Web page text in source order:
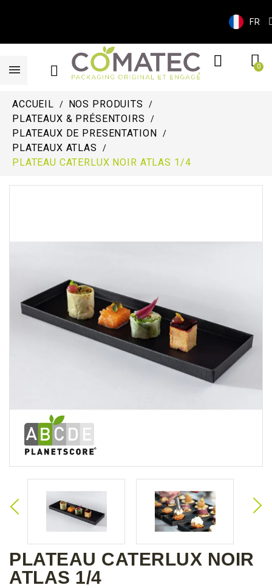
FR
ACCUEIL
NOS PRODUITS
PLATEAUX & PRÉSENTOIRS
PLATEAUX DE PRESENTATION
PLATEAUX ATLAS
PLATEAU CATERLUX NOIR ATLAS 1/4
PLATEAU CATERLUX NOIR
ATLAS 1/4